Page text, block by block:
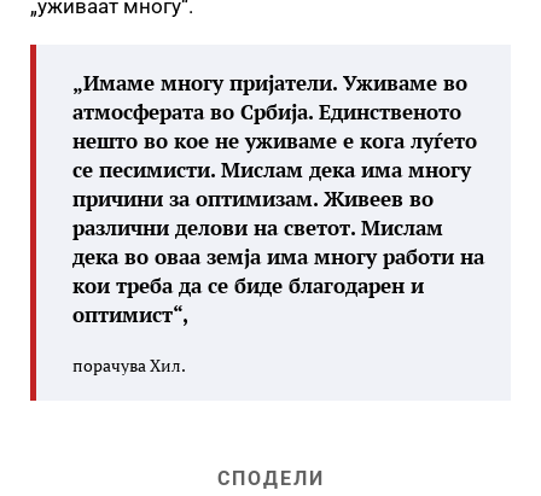
„уживаат многу“.
„Имаме многу пријатели. Уживаме во
атмосферата во Србија. Единственото
нешто во кое не уживаме е кога луѓето
се песимисти. Мислам дека има многу
причини за оптимизам. Живеев во
различни делови на светот. Мислам
дека во оваа земја има многу работи на
кои треба да се биде благодарен и
оптимист“,
порачува Хил.
СПОДЕЛИ